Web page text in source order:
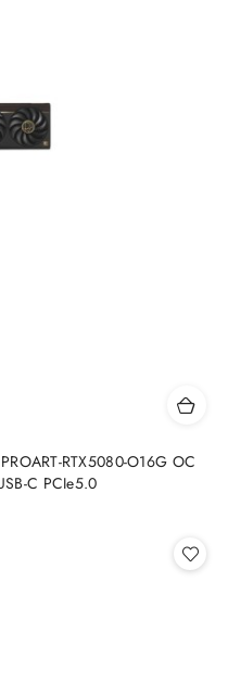
RTX5080-O16G OC
C PCIe5.0